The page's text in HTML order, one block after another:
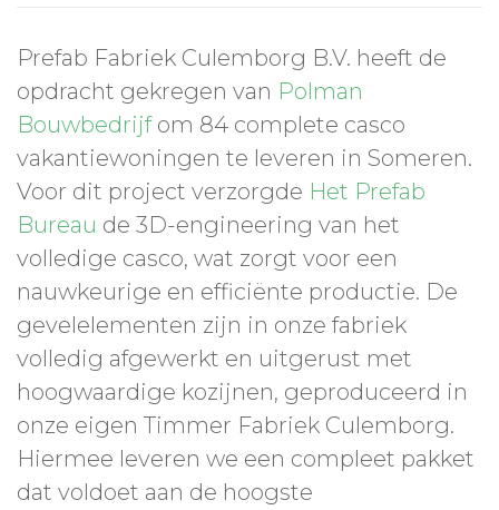
Prefab Fabriek Culemborg B.V. heeft de
opdracht gekregen van Polman
Bouwbedrijfom 84 complete casco
vakantiewoningen te leveren in Someren.
Voor dit project verzorgde Het Prefab
Bureau de 3D-engineering van het
volledige casco, wat zorgt voor een
nauwkeurige en efficiënte productie. De
gevelelementen zijn in onze fabriek
volledig afgewerkt en uitgerust met
hoogwaardige kozijnen, geproduceerd in
onze eigen Timmer Fabriek Culemborg.
Hiermee leveren we een compleet pakket
dat voldoet aan de hoogste